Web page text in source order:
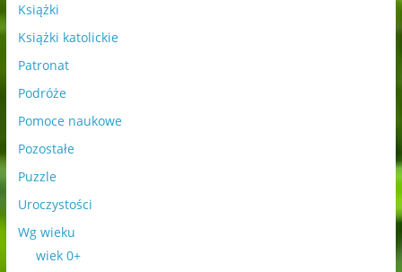
Książki
Książki katolickie
Patronat
Podróże
Pomoce naukowe
Pozostałe
Puzzle
Uroczystości
Wg wieku
wiek 0+